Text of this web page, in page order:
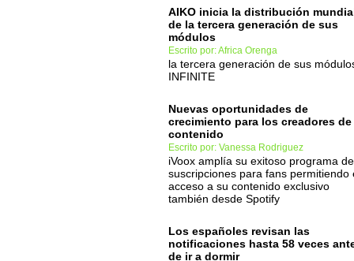
AIKO inicia la distribución
de la tercera generación de sus
módulos
Escrito por: Africa Orenga
la tercera generación de sus
INFINITE
Nuevas oportunidades de
crecimiento para los creadores de
contenido
Escrito por: Vanessa Rodriguez
iVoox amplía su exitoso programa de
suscripciones para fans permitiendo
acceso a su contenido exclusivo
también desde Spotify
Los españoles revisan las
notificaciones hasta 58 veces
de ir a dormir